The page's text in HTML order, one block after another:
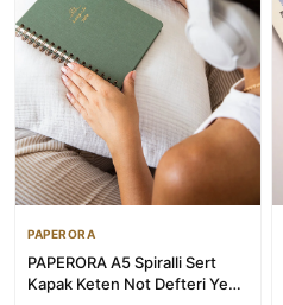
PAPERORA
PAPERORA A5 Spiralli Sert
Kapak Keten Not Defteri Yeşil